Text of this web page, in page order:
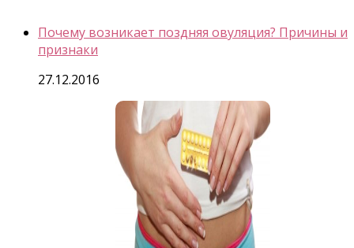
Почему возникает поздняя овуляция? Причины и
признаки
27.12.2016